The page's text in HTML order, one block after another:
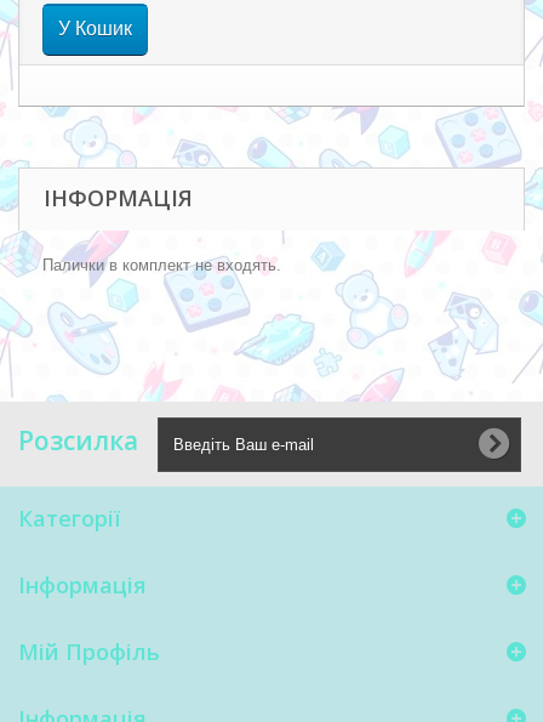
У Кошик
ІНФОРМАЦІЯ
Палички в комплект не входять.
Розсилка
Категорії
Інформація
Мій Профіль